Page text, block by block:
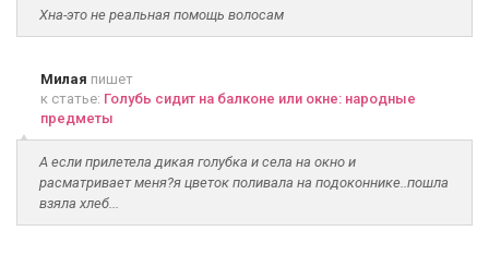
Хна-это не реальная помощь волосам
Милая пишет
к статье: Голубь сидит на балконе или окне: народные
предметы
А если прилетела дикая голубка и села на окно и
расматривает меня?я цветок поливала на подоконнике..пошла
взяла хлеб...